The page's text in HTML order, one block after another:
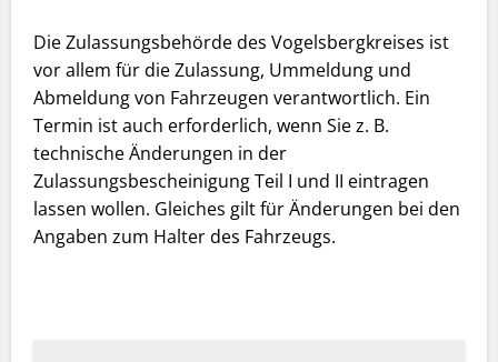
Die Zulassungsbehörde des Vogelsbergkreises ist
vor allem für die Zulassung, Ummeldung und
Abmeldung von Fahrzeugen verantwortlich. Ein
Termin ist auch erforderlich, wenn Sie z. B.
technische Änderungen in der
Zulassungsbescheinigung Teil I und II eintragen
lassen wollen. Gleiches gilt für Änderungen bei den
Angaben zum Halter des Fahrzeugs.